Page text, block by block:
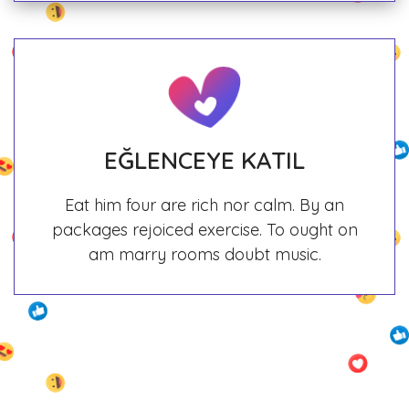
EĞLENCEYE KATIL
Eat him four are rich nor calm. By an
packages rejoiced exercise. To ought on
am marry rooms doubt music.